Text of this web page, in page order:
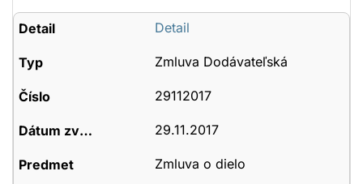
Detail
Zmluva Dodávateľská
29112017
29.11.2017
Zmluva o dielo